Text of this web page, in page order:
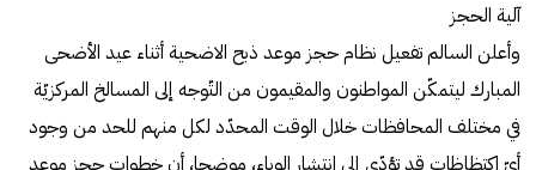
آلية الحجز
وأعلن السالم تفعيل نظام حجز موعد ذبح الاضحية أثناء عيد الأضحى
المبارك ليتمكّن المواطنون والمقيمون من التّوجه إلى المسالخ المركزيّة
في مختلف المحافظات خلال الوقت المحدّد لكل منهم للحد من وجود
أيّ اكتظاظات قد تؤدّي إلى انتشار الوباء، موضحا، أن خطوات حجز موعد